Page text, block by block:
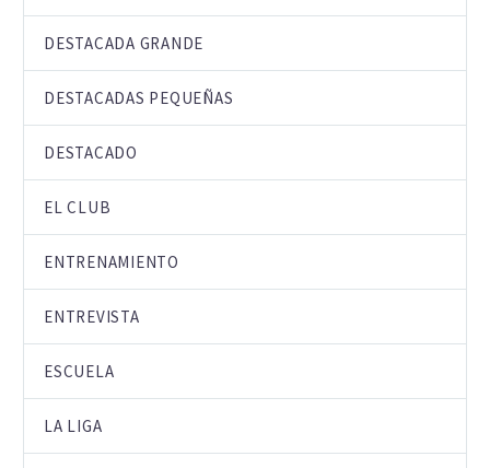
DESTACADA GRANDE
DESTACADAS PEQUEÑAS
DESTACADO
EL CLUB
ENTRENAMIENTO
ENTREVISTA
ESCUELA
LA LIGA